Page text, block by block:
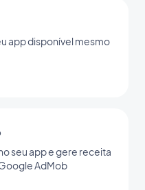
app disponível mesmo
seu app e gere receita
AdMob